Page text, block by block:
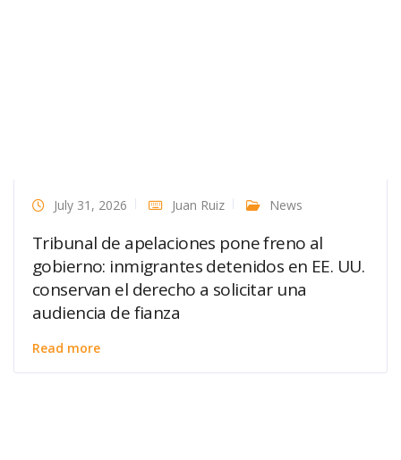
July 31, 2026 Juan Ruiz News
Tribunal de apelaciones pone freno al
gobierno: inmigrantes detenidos en EE. UU.
conservan el derecho a solicitar una
audiencia de fianza
Read more